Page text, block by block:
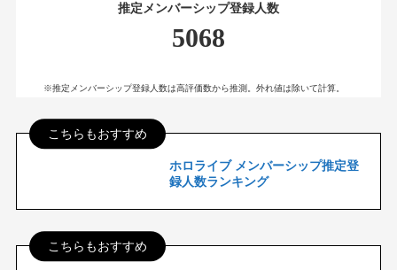
推定メンバーシップ登録人数
5068
※推定メンバーシップ登録人数は高評価数から推測。外れ値は除いて計算。
こちらもおすすめ
ホロライブ メンバーシップ推定登
録人数ランキング
こちらもおすすめ